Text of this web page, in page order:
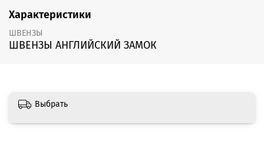
Характеристики
ШВЕНЗЫ
ШВЕНЗЫ АНГЛИЙСКИЙ ЗАМОК
Выбрать